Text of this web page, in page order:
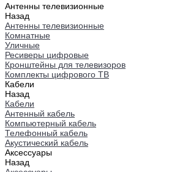
Антенны телевизионные
Назад
Антенны телевизионные
Комнатные
Уличные
Ресиверы цифровые
Кронштейны для телевизоров
Комплекты цифрового ТВ
Кабели
Назад
Кабели
Антенный кабель
Компьютерный кабель
Телефонный кабель
Акустический кабель
Аксессуары
Назад